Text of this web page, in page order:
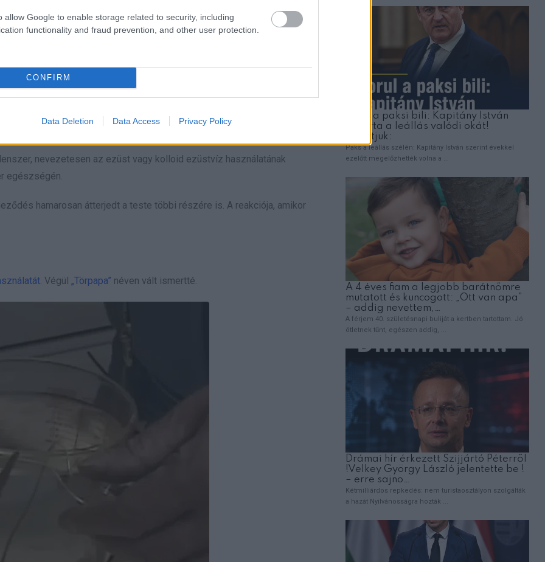
allow Google to enable storage related to security, including
functionality and fraud prevention, and other user protection.
CONFIRM
Data Deletion Data Access Privacy Policy
nevezetesen az ezüst vagy kolloid ezüstvíz használatának
egészségén.
hamarosan átterjedt a teste többi részére is. A reakciója, amikor
Végül „Törpapa” néven vált ismertté.